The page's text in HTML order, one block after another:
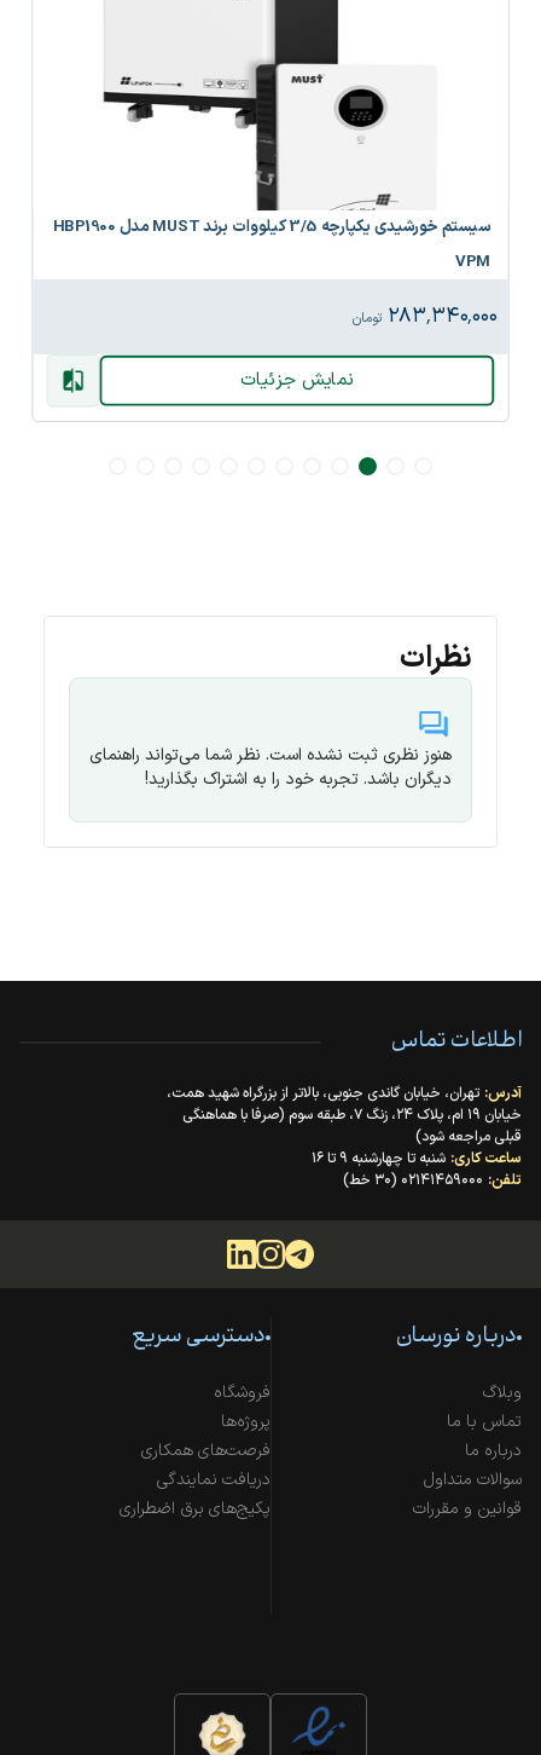
سیستم خورشیدی یکپارچه 3/5 کیلووات برند MUST مدل HBP1900
VPM
۲۸۳٬۳۴۰٬۰۰۰ تومان
نمایش جزئیات
نظرات
هنوز نظری ثبت نشده است. نظر شما می‌تواند راهنمای
دیگران باشد. تجربه خود را به اشتراک بگذارید!
اطلاعات تماس
آدرس: تهران، خیابان گاندی جنوبی، بالاتر از بزرگراه شهید همت،
خیابان ۱۹ ام، پلاک ۲۴، زنگ ۷، طبقه سوم (صرفا با هماهنگی
قبلی مراجعه شود)
ساعت کاری: شنبه تا چهارشنبه ۹ تا ۱۶
تلفن: ۰۲۱۴۱۴۵۹۰۰۰ (۳۰ خط)
درباره نورسان
وبلاگ
تماس با ما
درباره ما
سوالات متداول
قوانین و مقررات
دسترسی سریع
فروشگاه
پروژه‌ها
فرصت‌های همکاری
دریافت نمایندگی
پکیج‌های برق اضطراری